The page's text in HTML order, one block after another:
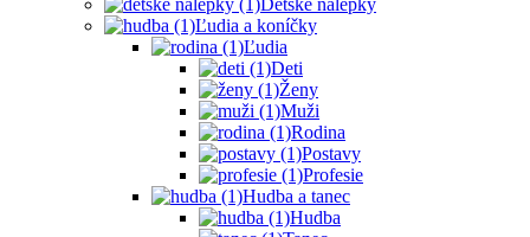
Detské nálepky
Ľudia a koníčky
Ľudia
Deti
Ženy
Muži
Rodina
Postavy
Profesie
Hudba a tanec
Hudba